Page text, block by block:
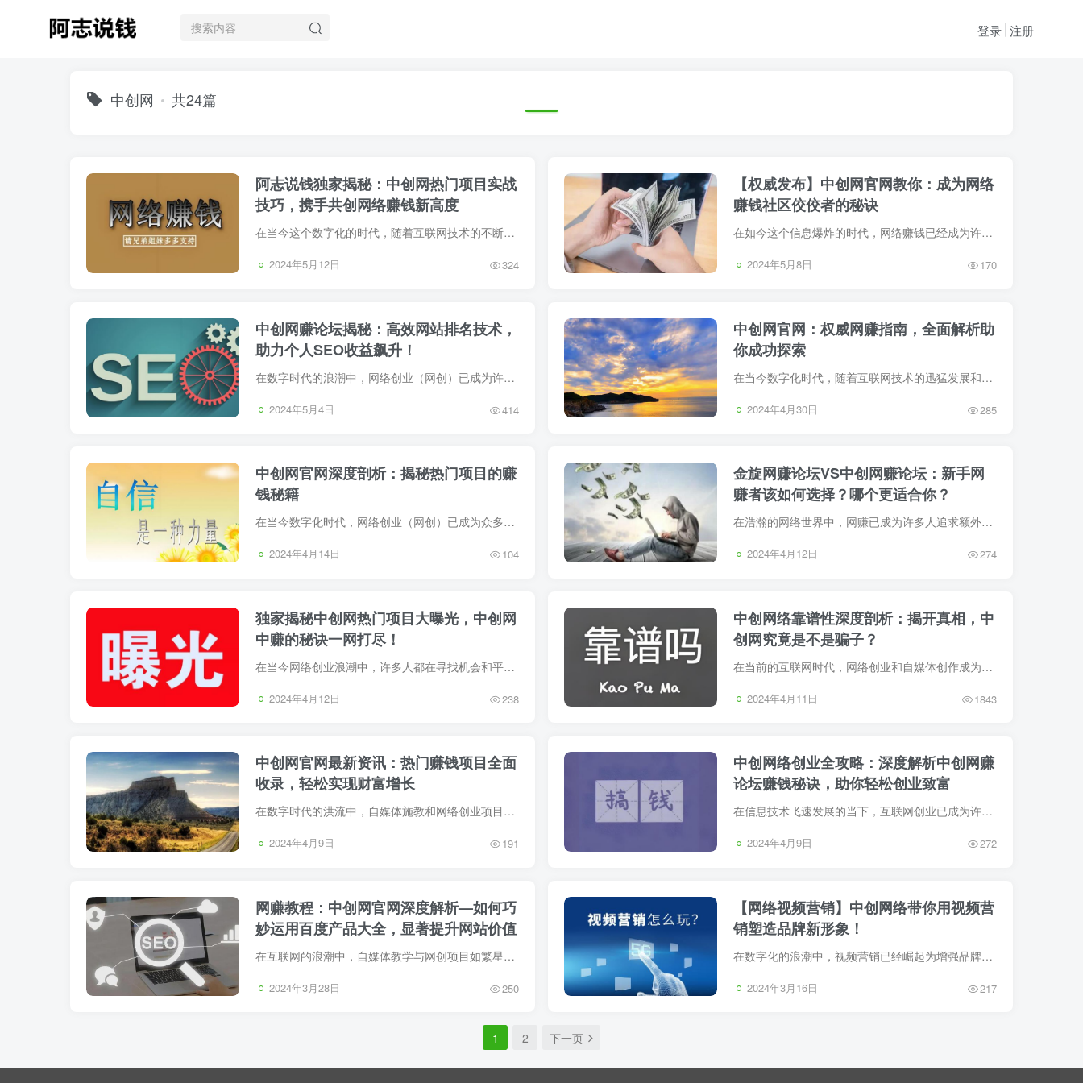
登录 注册
中创网 共24篇
阿志说钱独家揭秘：中创网热门项目实战
技巧，携手共创网络赚钱新高度
在当今这个数字化的时代，随着互联网技术的不断进步和普及，网络创业（网赚）已经成为许多人追求财富自由和职业成功的新路径。它突破了传统创业模式的地理和时间限制，为人们提供了灵活性和多元...
2024年5月12日 324
【权威发布】中创网官网教你：成为网络
赚钱社区佼佼者的秘诀
在如今这个信息爆炸的时代，网络赚钱已经成为许多人追求财富增长的新途径。然而，网络赚钱并非易事，需要具备一定的技能、知识和经验。阿志说钱资源网作为自媒体教学和网创项目的专业平台，一直...
2024年5月8日 170
中创网赚论坛揭秘：高效网站排名技术，
助力个人SEO收益飙升！
在数字时代的浪潮中，网络创业（网创）已成为许多人实现财富梦想的重要途径。随着互联网的普及和在线工具的发展，创业的门槛被大幅降低，使得更多的人有机会尝试将自己的点子转变为盈利的业务。...
2024年5月4日 414
中创网官网：权威网赚指南，全面解析助
你成功探索
在当今数字化时代，随着互联网技术的迅猛发展和普及，网络创业和自媒体创作正逐渐成为许多人追求职业自由、实现个人价值的重要途径。在这个既充满机遇又伴随着诸多挑战的新兴领域里，如何筛选出...
2024年4月30日 285
中创网官网深度剖析：揭秘热门项目的赚
钱秘籍
在当今数字化时代，网络创业（网创）已成为众多寻求财富增长和事业发展的有志之士的首选途径。随着互联网技术的飞速发展和普及，网络平台为创业者们提供了前所未有的机遇，使得从零开始的创业者...
2024年4月14日 104
金旋网赚论坛VS中创网赚论坛：新手网
赚者该如何选择？哪个更适合你？
在浩瀚的网络世界中，网赚已成为许多人追求额外收入或实现创业梦想的重要途径。随着互联网技术的不断进步和在线商业模式的多样化，网络赚钱的方式也日新月异，从简单的点击广告、填写问卷，到复...
2024年4月12日 274
独家揭秘中创网热门项目大曝光，中创网
中赚的秘诀一网打尽！
在当今网络创业浪潮中，许多人都在寻找机会和平台以展示自己的才华，实现个人价值。中创网作为一个综合性的网络创业平台，凭借其独特的魅力和丰富的项目资源，成功吸引了众多网创爱好者的目光。...
2024年4月12日 238
中创网络靠谱性深度剖析：揭开真相，中
创网究竟是不是骗子？
在当前的互联网时代，网络创业和自媒体创作成为了越来越多人的选择。随着个人品牌意识的觉醒和数字化工具的普及，人们开始寻求更加灵活和独立的工作方式。在这样的背景下，中创网络作为一个知名...
2024年4月11日 1843
中创网官网最新资讯：热门赚钱项目全面
收录，轻松实现财富增长
在数字时代的洪流中，自媒体施教和网络创业项目日益成为众多追梦人的新选择。身为一名站长，我深知为网络创新及自媒体创作者们提供一个优质学习平台的重要性。最近，我留意到中创网官网动态频频...
2024年4月9日 191
中创网络创业全攻略：深度解析中创网赚
论坛赚钱秘诀，助你轻松创业致富
在信息技术飞速发展的当下，互联网创业已成为许多人追求经济自由和事业成功的首选路径。阿志说钱资源网，作为自媒体教育与网络创新项目的集散地，始终不遗余力地为网友们提供最新、最全面的学习...
2024年4月9日 272
网赚教程：中创网官网深度解析—如何巧
妙运用百度产品大全，显著提升网站价值
在互联网的浪潮中，自媒体教学与网创项目如繁星般璀璨，它们为众多追梦人点亮了实现个人价值和创造财富的航道。阿志说钱资源网，这艘自媒体教学与网创的巨轮，始终坚守着为广大网友提供实用、高...
2024年3月28日 250
【网络视频营销】中创网络带你用视频营
销塑造品牌新形象！
在数字化的浪潮中，视频营销已经崛起为增强品牌影响力的强大工具。通过精心制作的视频，企业可以展示产品亮点和服务特色，同时深化与消费者的互动，提升品牌的知名度和忠诚度。作为自媒体教学和...
2024年3月16日 217
1 2 下一页